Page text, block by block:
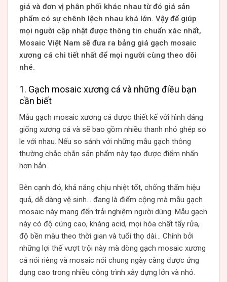
giá và đơn vị phân phối khác nhau từ đó giá sản
phẩm có sự chênh lệch nhau khá lớn. Vậy để giúp
mọi người cập nhật được thông tin chuẩn xác nhất,
Mosaic Việt Nam sẽ đưa ra bảng giá gạch mosaic
xương cá chi tiết nhất để mọi người cùng theo dõi
nhé.
1. Gạch mosaic xương cá và những điều bạn
cần biết
Mẫu gạch mosaic xương cá được thiết kế với hình dáng
giống xương cá và sẽ bao gồm nhiều thanh nhỏ ghép so
le với nhau. Nếu so sánh với những mẫu gạch thông
thường chắc chắn sản phẩm này tạo được điểm nhấn
hơn hẳn.
Bên cạnh đó, khả năng chịu nhiệt tốt, chống thấm hiệu
quả, dễ dàng vệ sinh… đang là điểm cộng mà mẫu gạch
mosaic này mang đến trải nghiệm người dùng. Mẫu gạch
này có độ cứng cao, kháng acid, mọi hóa chất tẩy rửa,
độ bền màu theo thời gian và tuổi thọ dài… Chính bởi
những lợi thế vượt trội này mà dòng gạch mosaic xương
cá nói riêng và mosaic nói chung ngày càng được ứng
dụng cao trong nhiều công trình xây dựng lớn và nhỏ.